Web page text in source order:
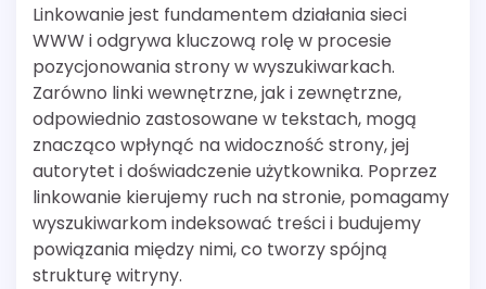
Linkowanie jest fundamentem działania sieci
WWW i odgrywa kluczową rolę w procesie
pozycjonowania strony w wyszukiwarkach.
Zarówno linki wewnętrzne, jak i zewnętrzne,
odpowiednio zastosowane w tekstach, mogą
znacząco wpłynąć na widoczność strony, jej
autorytet i doświadczenie użytkownika. Poprzez
linkowanie kierujemy ruch na stronie, pomagamy
wyszukiwarkom indeksować treści i budujemy
powiązania między nimi, co tworzy spójną
strukturę witryny.